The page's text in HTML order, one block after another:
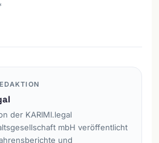
der KARIMI.legal
mbH veröffentlicht
und